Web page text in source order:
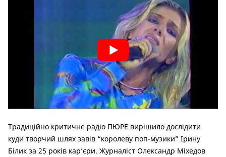
Традиційно критичне радіо ПЮРЕ вирішило дослідити
куди творчий шлях завів “королеву поп-музики” Ірину
Білик за 25 років кар’єри. Журналіст Олександр Міхедов